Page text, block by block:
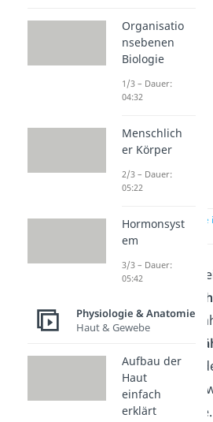
Milchgebiss
zur Stelle
(01:29)
Babys kommen
dann die ersten
eines Säuglings
ist als der eines
ihn weniger
Organisatio
nsebenen
Biologie
1/3 – Dauer:
04:32
Menschlich
er Körper
2/3 – Dauer:
05:22
Hormonsyst
em
3/3 – Dauer:
05:42
Physiologie & Anatomie
Haut & Gewebe
Aufbau der
Haut
einfach
erklärt